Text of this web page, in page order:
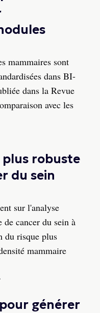
mammaires sont
dans BI-
dans la Revue
avec les
robuste
du sein
sur l'analyse
cancer du sein à
du risque plus
mammaire
générer